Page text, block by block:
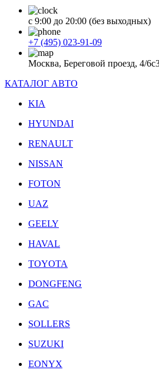
с 9:00 до 20:00 (без выходных)
+7 (495) 023-91-09
Москва, Береговой проезд, 4/
КАТАЛОГ АВТО
KIA
HYUNDAI
RENAULT
NISSAN
FOTON
UAZ
GEELY
HAVAL
TOYOTA
DONGFENG
GAC
SOLLERS
SUZUKI
EONYX